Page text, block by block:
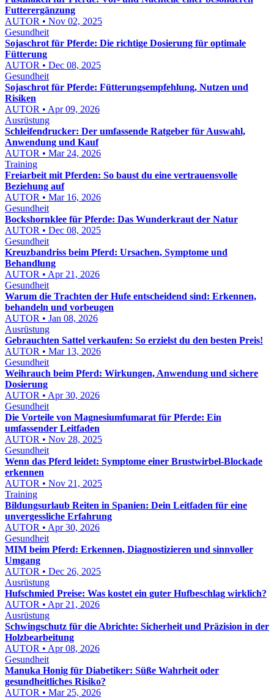
Futterergänzung
AUTOR • Nov 02, 2025
Gesundheit
Sojaschrot für Pferde: Die richtige Dosierung für optimale
Fütterung
AUTOR • Dec 08, 2025
Gesundheit
Sojaschrot für Pferde: Fütterungsempfehlung, Nutzen und
Risiken
AUTOR • Apr 09, 2026
Ausrüstung
Schleifendrucker: Der umfassende Ratgeber für Auswahl,
Anwendung und Kauf
AUTOR • Mar 24, 2026
Training
Freiarbeit mit Pferden: So baust du eine vertrauensvolle
Beziehung auf
AUTOR • Mar 16, 2026
Gesundheit
Bockshornklee für Pferde: Das Wunderkraut der Natur
AUTOR • Dec 08, 2025
Gesundheit
Kreuzbandriss beim Pferd: Ursachen, Symptome und
Behandlung
AUTOR • Apr 21, 2026
Gesundheit
Warum die Trachten der Hufe entscheidend sind: Erkennen,
behandeln und vorbeugen
AUTOR • Jan 08, 2026
Ausrüstung
Gebrauchten Sattel verkaufen: So erzielst du den besten Preis!
AUTOR • Mar 13, 2026
Gesundheit
Weihrauch beim Pferd: Wirkungen, Anwendung und sichere
Dosierung
AUTOR • Apr 30, 2026
Gesundheit
Die Vorteile von Magnesiumfumarat für Pferde: Ein
umfassender Leitfaden
AUTOR • Nov 28, 2025
Gesundheit
Wenn das Pferd leidet: Symptome einer Brustwirbel-Blockade
erkennen
AUTOR • Nov 21, 2025
Training
Bildungsurlaub Reiten in Spanien: Dein Leitfaden für eine
unvergessliche Erfahrung
AUTOR • Apr 30, 2026
Gesundheit
MIM beim Pferd: Erkennen, Diagnostizieren und sinnvoller
Umgang
AUTOR • Dec 26, 2025
Ausrüstung
Hufschmied Preise: Was kostet ein guter Hufbeschlag wirklich?
AUTOR • Apr 21, 2026
Ausrüstung
Schwingschutz für die Abrichte: Sicherheit und Präzision in der
Holzbearbeitung
AUTOR • Apr 08, 2026
Gesundheit
Manuka Honig für Diabetiker: Süße Wahrheit oder
gesundheitliches Risiko?
AUTOR • Mar 25, 2026